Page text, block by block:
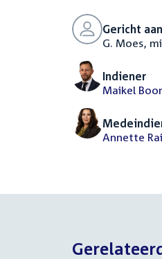
Gericht aan
G. Moes,
Indiener
Maikel
Annette